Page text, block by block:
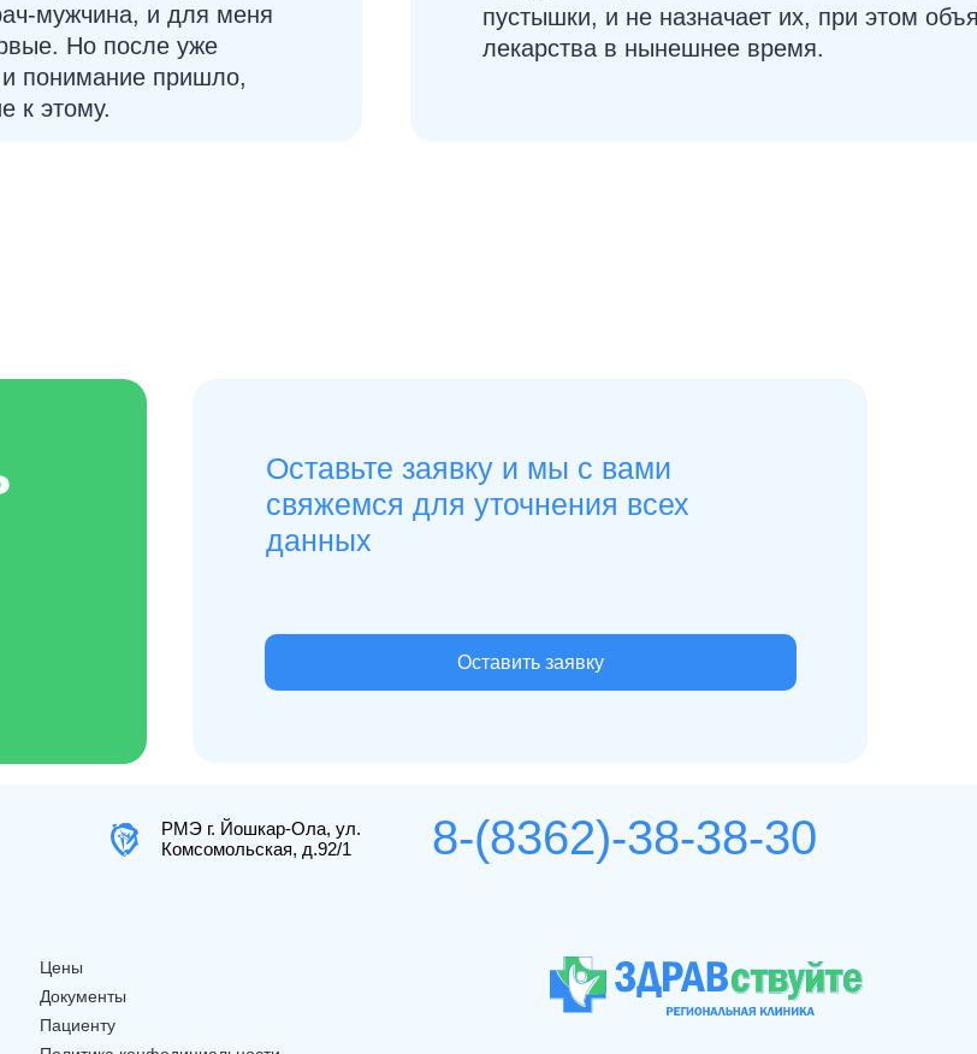
мужчина, и для меня
Но после уже
понимание пришло,
к этому.
пустышки, и не назначает их, при этом
лекарства в нынешнее время.
Оставьте заявку и мы с вами
свяжемся для уточнения всех
данных
Оставить заявку
РМЭ г. Йошкар-Ола, ул.
Комсомольская, д.92/1
8-(8362)-38-38-30
Цены
Документы
Пациенту